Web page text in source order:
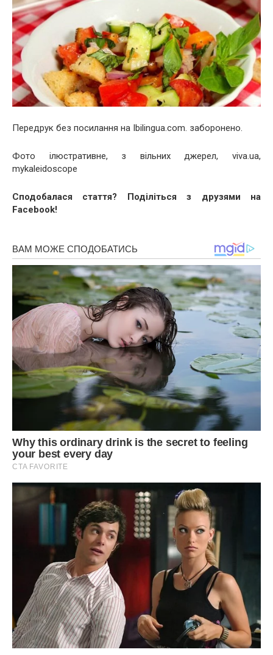
Передрук без посилання на Ibilingua.com. заборонено.
Фото ілюстративне, з вільних джерел, viva.ua,
mykaleidoscope
Сподобалася стаття? Поділіться з друзями на
Facebook!